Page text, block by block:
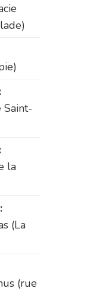
Saint-
la
(La
(rue